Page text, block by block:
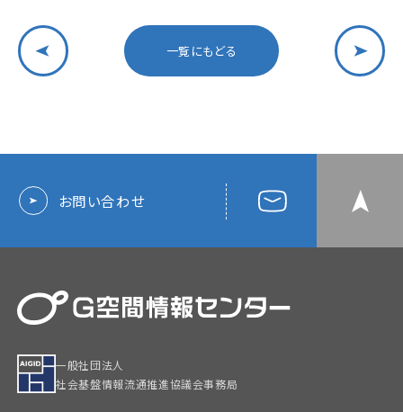
一覧にもどる
お問い合わせ
一般社団法人
社会基盤情報流通推進協議会事務局